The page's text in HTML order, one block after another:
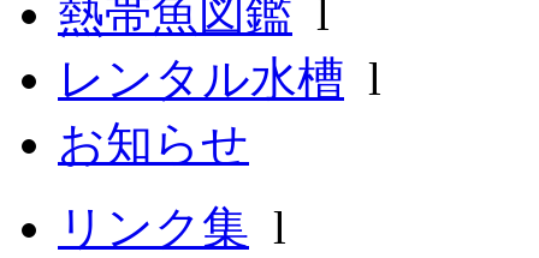
熱帯魚図鑑 l
レンタル水槽 l
お知らせ
リンク集 l